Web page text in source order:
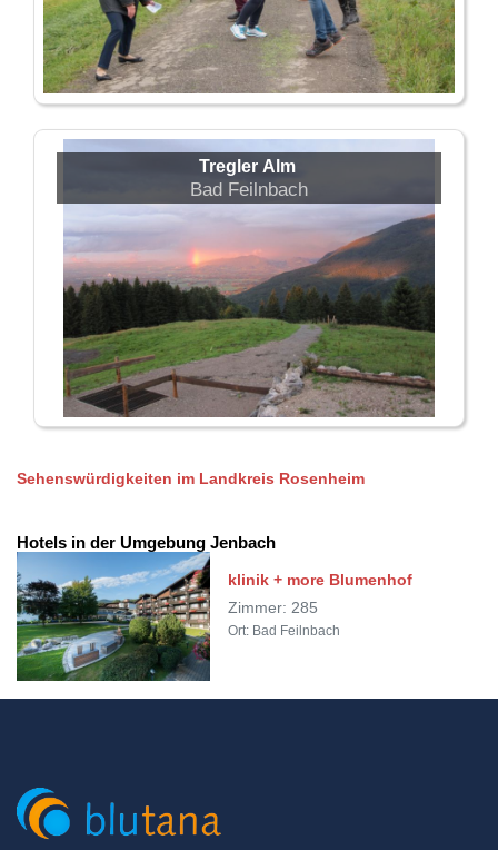
Tregler Alm
Bad Feilnbach
Sehenswürdigkeiten im Landkreis Rosenheim
Hotels in der Umgebung Jenbach
klinik + more Blumenhof
Zimmer: 285
Ort: Bad Feilnbach